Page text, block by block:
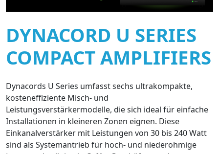
DYNACORD U SERIES
COMPACT AMPLIFIERS
Dynacords U Series umfasst sechs ultrakompakte,
kosteneffiziente Misch- und
Leistungsverstärkermodelle, die sich ideal für einfache
Installationen in kleineren Zonen eignen. Diese
Einkanalverstärker mit Leistungen von 30 bis 240 Watt
sind als Systemantrieb für hoch- und niederohmige